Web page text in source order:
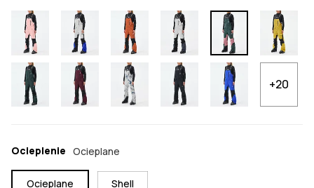
+20
Ocieplenie Ocieplane
Ocieplane Shell